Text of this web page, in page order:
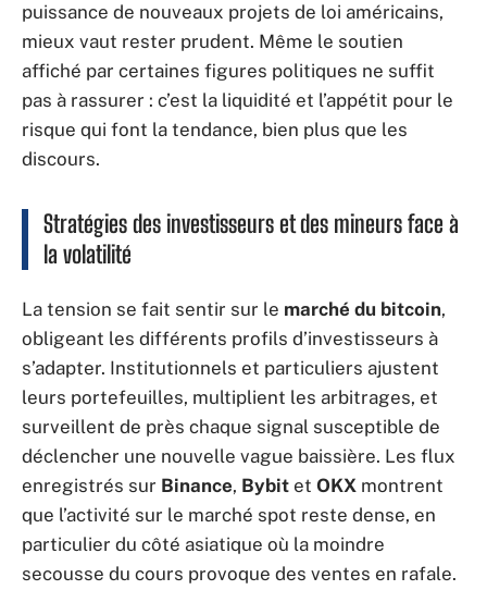
puissance de nouveaux projets de loi américains,
mieux vaut rester prudent. Même le soutien
affiché par certaines figures politiques ne suffit
pas à rassurer : c’est la liquidité et l’appétit pour le
risque qui font la tendance, bien plus que les
discours.
Stratégies des investisseurs et des mineurs face à
la volatilité
La tension se fait sentir sur le marché du bitcoin,
obligeant les différents profils d’investisseurs à
s’adapter. Institutionnels et particuliers ajustent
leurs portefeuilles, multiplient les arbitrages, et
surveillent de près chaque signal susceptible de
déclencher une nouvelle vague baissière. Les flux
enregistrés sur Binance, Bybit et OKX montrent
que l’activité sur le marché spot reste dense, en
particulier du côté asiatique où la moindre
secousse du cours provoque des ventes en rafale.